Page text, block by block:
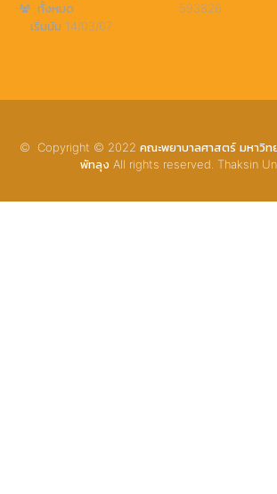
ทั้งหมด
593826
เริ่มนับ 14/03/67
© Copyright © 2022 คณะพยาบาลศาสตร์ มหาวิท
พัทลุง All rights reserved. Thaksin